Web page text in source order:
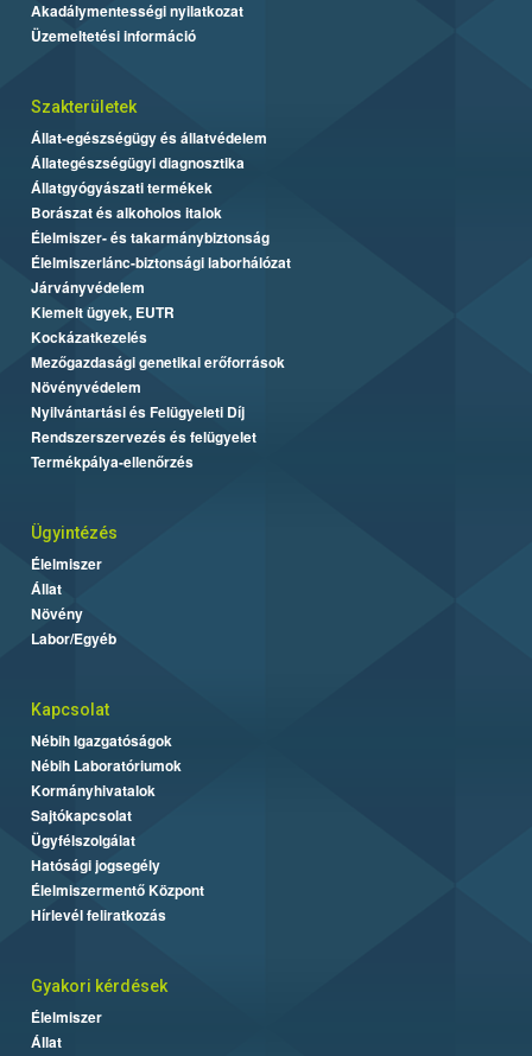
Akadálymentességi nyilatkozat
Üzemeltetési információ
Szakterületek
Állat-egészségügy és állatvédelem
Állategészségügyi diagnosztika
Állatgyógyászati termékek
Borászat és alkoholos italok
Élelmiszer- és takarmánybiztonság
Élelmiszerlánc-biztonsági laborhálózat
Járványvédelem
Kiemelt ügyek, EUTR
Kockázatkezelés
Mezőgazdasági genetikai erőforrások
Növényvédelem
Nyilvántartási és Felügyeleti Díj
Rendszerszervezés és felügyelet
Termékpálya-ellenőrzés
Ügyintézés
Élelmiszer
Állat
Növény
Labor/Egyéb
Kapcsolat
Nébih Igazgatóságok
Nébih Laboratóriumok
Kormányhivatalok
Sajtókapcsolat
Ügyfélszolgálat
Hatósági jogsegély
Élelmiszermentő Központ
Hírlevél feliratkozás
Gyakori kérdések
Élelmiszer
Állat